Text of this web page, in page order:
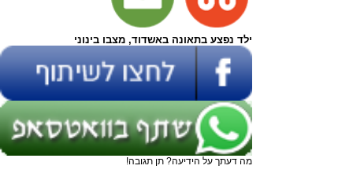
ילד נפצע בתאונה באשדוד, מצבו בינוני
מה דעתך על הידיעה? תן תגובה!